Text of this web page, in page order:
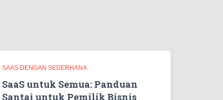
SAAS DENGAN SEDERHANA
SaaS untuk Semua: Panduan
Santai untuk Pemilik Bisnis